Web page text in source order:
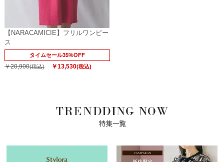
【NARACAMICIE】フリルワンピー
ス
タイムセール35%OFF
￥20,900(税込) ￥13,530(税込)